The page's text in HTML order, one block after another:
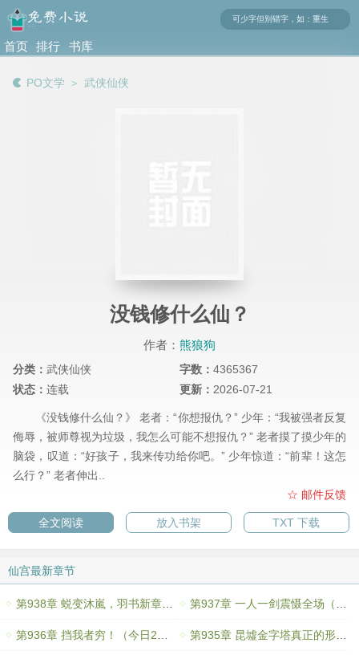
首页
排行
书库
PO文学 ＞ 武侠仙侠
没钱修什么仙？
作者： 熊狼狗
分类： 武侠仙侠 字数： 4365367
状态： 连载 更新： 2026-07-21
《没钱修什么仙？》 老者：“你想报仇？” 少年：“我被强者反复
侮辱，被师尊视为垃圾，我怎么可能不想报仇？” 老者摸了摸少年的
脑袋，叹道：“好孩子，我来传功给你吧。” 少年惊道：“前辈！这怎
么行？” 老者伸出..
☆ 邮件反馈
全文阅读 放入书架 TXT 下载
仙宫最新章节
第938章 蜕变沐嵐，羽书新章节（感谢「鹰仓杏铃」打赏的盟主） 第937章 一人一剑震慑全场（求月票）
第936章 挡我者穷！（今日2章共8500+，求月票） 第935章 昆墟金字塔真正的形状，法条起始点（还在改文，晚点还有一章）